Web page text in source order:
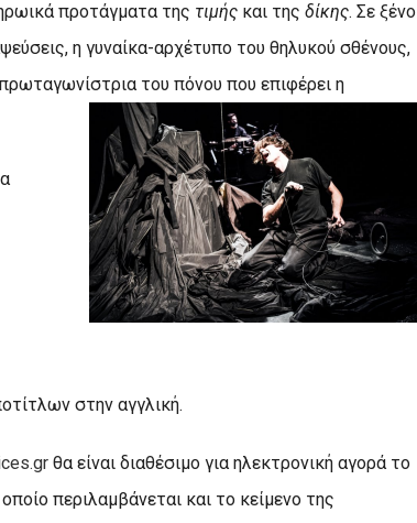
προτάγματα της τιμής και τηςδίκης. Σε ξένο
η γυναίκα-αρχέτυπο του θηλυκού σθένους,
πρωταγωνίστρια του πόνου που επιφέρει η
στην αγγλική.
θα είναι διαθέσιμο για ηλεκτρονική αγορά το
περιλαμβάνεται και το κείμενο της